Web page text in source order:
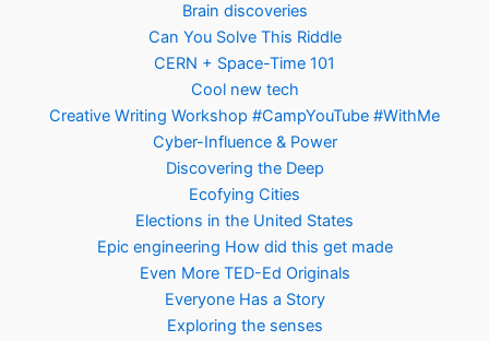
Brain discoveries
Can You Solve This Riddle
CERN + Space-Time 101
Cool new tech
Creative Writing Workshop #CampYouTube #WithMe
Cyber-Influence & Power
Discovering the Deep
Ecofying Cities
Elections in the United States
Epic engineering How did this get made
Even More TED-Ed Originals
Everyone Has a Story
Exploring the senses